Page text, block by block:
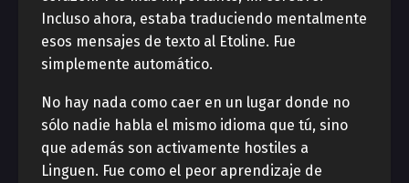
Incluso ahora, estaba traduciendo mentalmente
esos mensajes de texto al Etoline. Fue
simplemente automático.
No hay nada como caer en un lugar donde no
sólo nadie habla el mismo idioma que tú, sino
que además son activamente hostiles a
Linguen. Fue como el peor aprendizaje de